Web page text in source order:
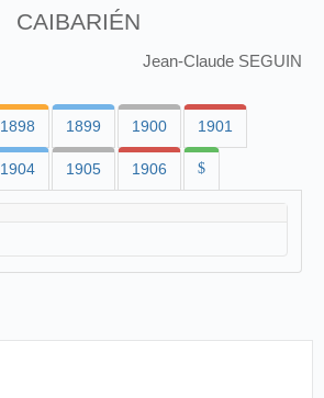
CAIBARIÉN
Jean-Claude SEGUIN
1898 1899 1900 1901
1904 1905 1906 $